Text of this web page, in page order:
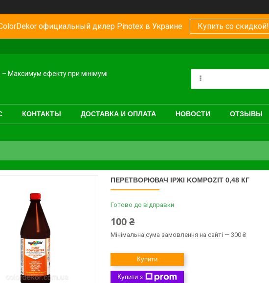
официальный дилер Pinotex в Украине Купить со скидкой!
– Максимум ефекту при мінімумі
КОНТАКТЫ ДОСТАВКА И ОПЛАТА НОВОСТИ ОТЗЫВЫ
ПЕРЕТВОРЮВАЧ ІРЖІ KOMPOZIT 0,48 КГ
Готово до відправки
100 ₴
Мінімальна сума замовлення на сайті — 300 ₴
Купити
Купити з